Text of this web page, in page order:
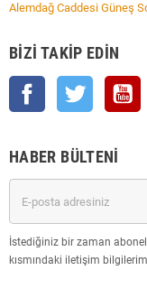
Alemdağ Caddesi Güneş
BIZI TAKIP EDIN
Facebook Twitter
HABER BÜLTENI
İstediğiniz bir zaman
kısmındaki iletişim